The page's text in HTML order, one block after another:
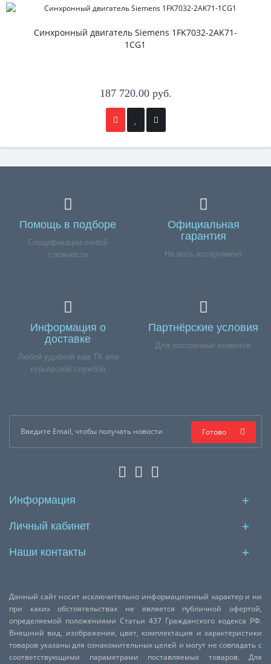
Синхронный двигатель Siemens 1FK7032-2AK71-
1CG1
187 720.00 руб.
Помощь в подборе
Спецификации любой
сложности
Официальная
гарантия
На весь ассортимент
Информация о
доставке
Любой удобной вам ТК или
курьерской службой
Партнёрские условия
Для постоянных клиентов
Готово
Информация
Личный кабинет
Наши контакты
Данный сайт носит исключительно информационный характер и ни
при каких обстоятельствах не является публичной офертой,
определяемой положениями Статьи 437 Гражданского кодекса РФ.
Внешний вид, изображения, цвет, комплектация и характеристики
товаров указаны для ознакомительных целей и могут не совпадать с
соответствующими параметрами поставляемых товаров. Для